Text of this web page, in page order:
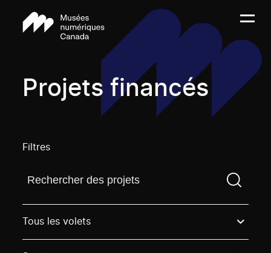
Projets financés
Filtres
Trouvez un projetVous devez saisir un terme de
Tous les volets